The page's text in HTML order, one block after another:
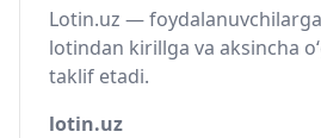
Lotin.uz —
lotindan kirillga va aksincha
taklif etadi.
lotin.uz